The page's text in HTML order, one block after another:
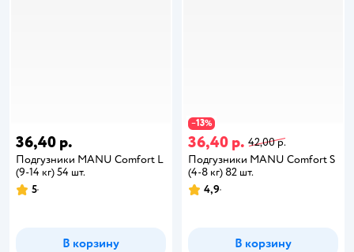
36,40 р.
Подгузники MANU Comfort L
(9-14 кг) 54 шт.
5
В корзину
−13%
36,40 р. 42,00 р.
Подгузники MANU Comfort S
(4-8 кг) 82 шт.
4,9
В корзину